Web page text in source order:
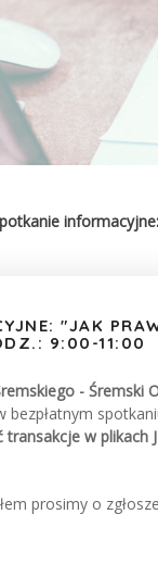
"JAK
9:00-11:00
- Śremski
bezpłatnym
transakcje w plikach
prosimy o